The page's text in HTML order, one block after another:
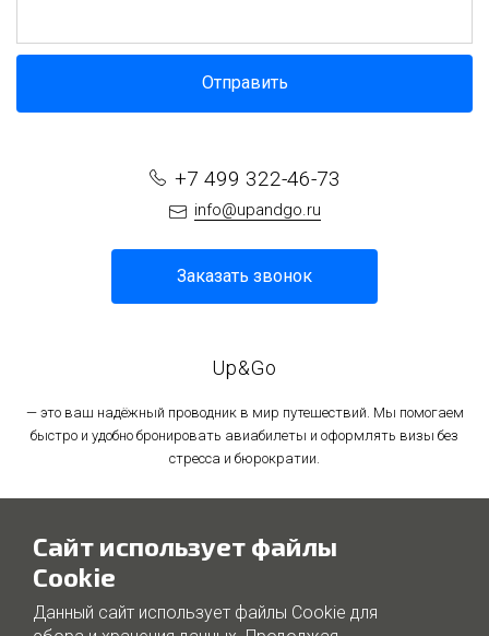
Отправить
+7 499 322-46-73
info@upandgo.ru
Заказать звонок
Up&Go
— это ваш надёжный проводник в мир путешествий. Мы помогаем
быстро и удобно бронировать авиабилеты и оформлять визы без
стресса и бюрократии.
Политика использования файлов cookie
Сайт использует файлы
Cookie
Данный сайт использует файлы Cookie для